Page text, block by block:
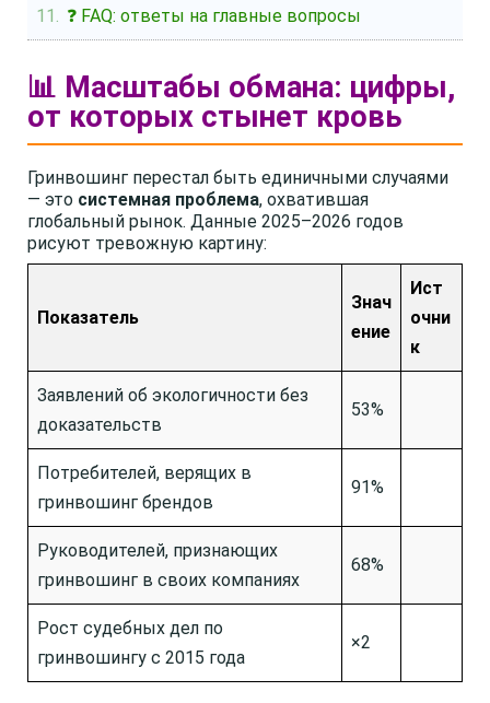
❓ FAQ: ответы на главные вопросы
📊 Масштабы обмана: цифры,
от которых стынет кровь
Гринвошинг перестал быть единичными случаями
— это системная проблема, охватившая
глобальный рынок. Данные 2025–2026 годов
рисуют тревожную картину:
Показатель
Знач
ение
Ист
очни
к
Заявлений об экологичности без
доказательств
53%
Потребителей, верящих в
гринвошинг брендов
91%
Руководителей, признающих
гринвошинг в своих компаниях
68%
Рост судебных дел по
гринвошингу с 2015 года
×2